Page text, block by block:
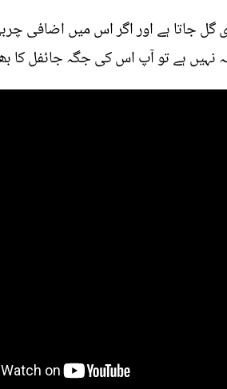
جاتا ہے اور اگر اس میں اضافی
ہے تو آپ اس کی جگہ جائفل کا